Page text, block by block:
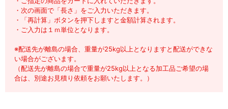
・次の画面で「長さ」をご入力いただきます。
・「再計算」ボタンを押下しますと金額計算されます。
・ご入力は１ｍ単位となります。
※配送先が離島の場合、重量が25kg以上となりますと配送ができな
い場合がございます。
（配送先が離島の場合で重量が25kg以上となる加工品ご希望の場
合は、別途お見積り依頼をお願いたします。）